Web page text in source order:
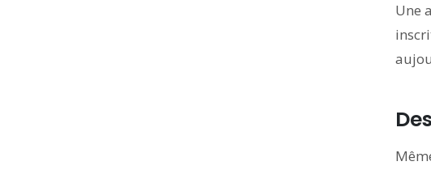
Une